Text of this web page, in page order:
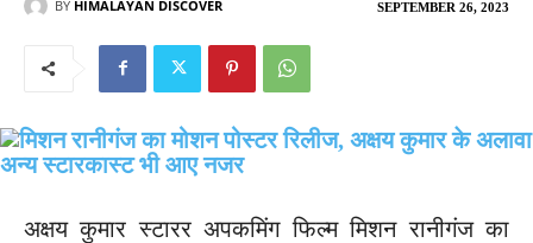
SEPTEMBER 26, 2023
BY HIMALAYAN DISCOVER
अक्षय कुमार स्टारर अपकमिंग फिल्म मिशन रानीगंज का